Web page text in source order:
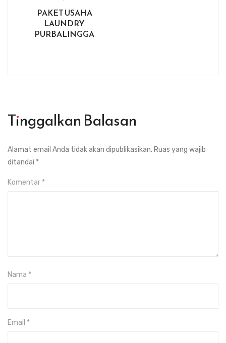
PAKET USAHA
LAUNDRY
PURBALINGGA
Tinggalkan Balasan
Alamat email Anda tidak akan dipublikasikan. Ruas yang wajib
ditandai *
Komentar *
Nama *
Email *